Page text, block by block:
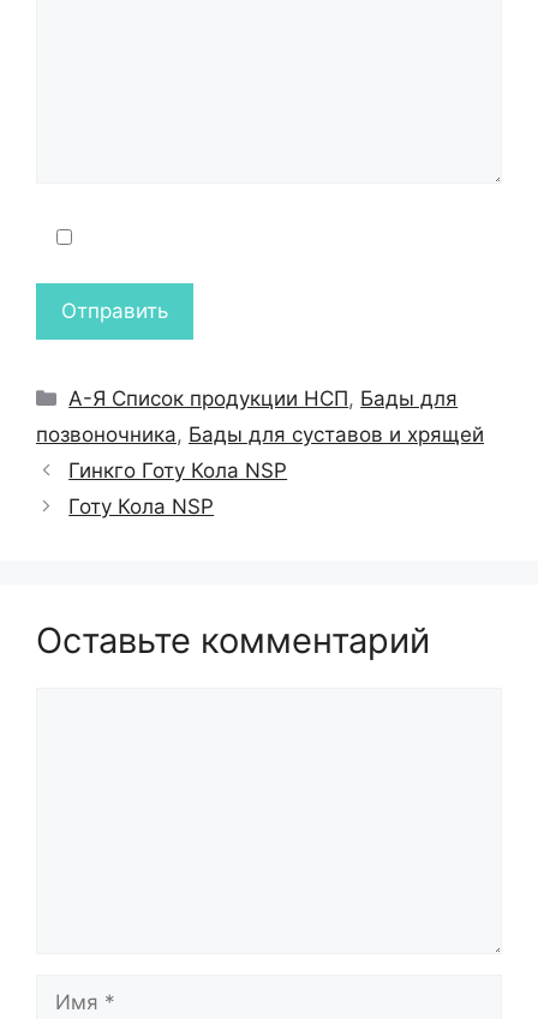
Рубрики
А-Я Список продукции НСП, Бады для
позвоночника, Бады для суставов и хрящей
Гинкго Готу Кола NSP
Готу Кола NSP
Оставьте комментарий
Имя